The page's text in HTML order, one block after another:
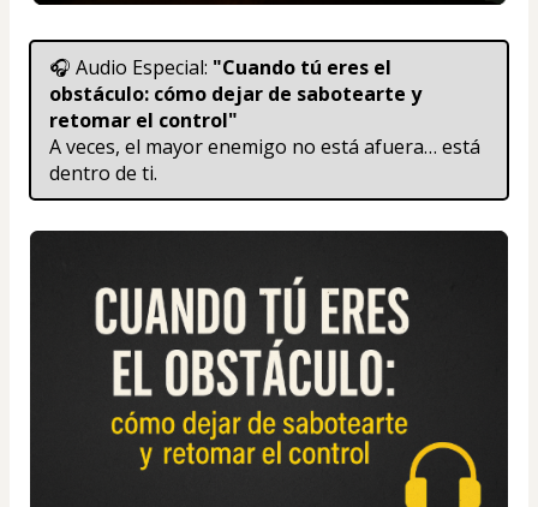
🎧 Audio Especial: "Cuando tú eres el
obstáculo: cómo dejar de sabotearte y
retomar el control"
A veces, el mayor enemigo no está afuera… está
dentro de ti.